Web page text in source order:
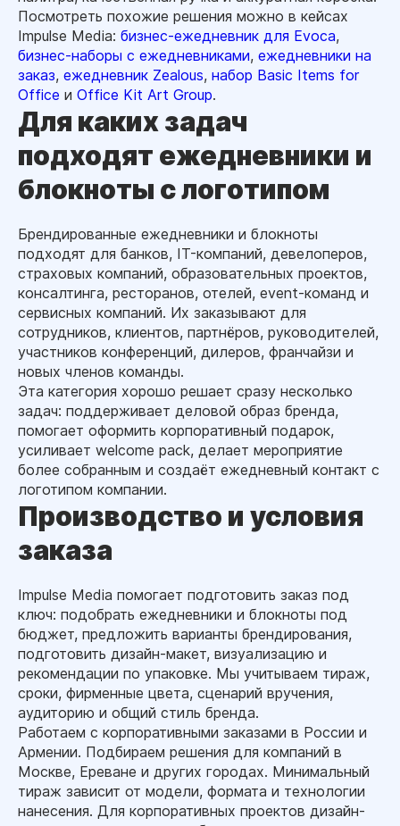
Посмотреть похожие решения можно в кейсах
Impulse Media: бизнес-ежедневник для Evoca,
бизнес-наборы с ежедневниками, ежедневники на
заказ, ежедневник Zealous, набор Basic Items for
Office и Office Kit Art Group.
Для каких задач
подходят ежедневники и
блокноты с логотипом
Брендированные ежедневники и блокноты
подходят для банков, IT-компаний, девелоперов,
страховых компаний, образовательных проектов,
консалтинга, ресторанов, отелей, event-команд и
сервисных компаний. Их заказывают для
сотрудников, клиентов, партнёров, руководителей,
участников конференций, дилеров, франчайзи и
новых членов команды.
Эта категория хорошо решает сразу несколько
задач: поддерживает деловой образ бренда,
помогает оформить корпоративный подарок,
усиливает welcome pack, делает мероприятие
более собранным и создаёт ежедневный контакт с
логотипом компании.
Производство и условия
заказа
Impulse Media помогает подготовить заказ под
ключ: подобрать ежедневники и блокноты под
бюджет, предложить варианты брендирования,
подготовить дизайн-макет, визуализацию и
рекомендации по упаковке. Мы учитываем тираж,
сроки, фирменные цвета, сценарий вручения,
аудиторию и общий стиль бренда.
Работаем с корпоративными заказами в России и
Армении. Подбираем решения для компаний в
Москве, Ереване и других городах. Минимальный
тираж зависит от модели, формата и технологии
нанесения. Для корпоративных проектов дизайн-